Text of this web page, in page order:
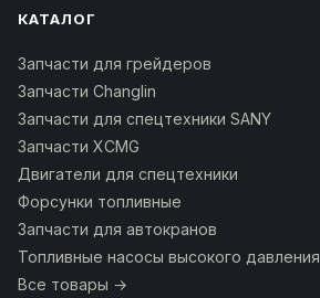
КАТАЛОГ
Запчасти для грейдеров
Запчасти Changlin
Запчасти для спецтехники SANY
Запчасти XCMG
Двигатели для спецтехники
Форсунки топливные
Запчасти для автокранов
Топливные насосы высокого давления
Все товары →